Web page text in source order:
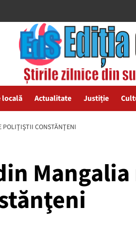
Actualitate Justiție
POLIŢIŞTII CONSTĂNŢENI